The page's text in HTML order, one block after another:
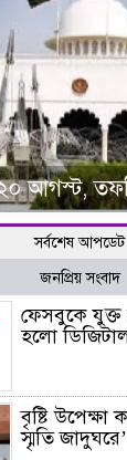
২০ আগস্ট,
সর্বশেষ আপডেট
জনপ্রিয় সংবাদ
ফেসবুকে
হলো
বৃষ্টি উপেক্ষা
স্মৃতি